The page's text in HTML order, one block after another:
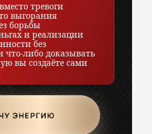
тревоги
выгорания
борьбы
и реализации
без
что-либо доказывать
вы создаёте сами